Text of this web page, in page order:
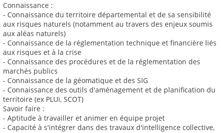
Connaissance :
- Connaissance du territoire départemental et de sa sensibilité
aux risques naturels (notamment au travers des enjeux soumis
aux aléas naturels)
- Connaissance de la réglementation technique et financière liés
aux risques et à la crise
- Connaissance des procédures et de la réglementation des
marchés publics
- Connaissance de la géomatique et des SIG
- Connaissance des outils d'aménagement et de planification du
territoire (ex PLUi, SCOT)
Savoir faire :
- Aptitude à travailler et animer en équipe projet
- Capacité à s'intégrer dans des travaux d'intelligence collective,